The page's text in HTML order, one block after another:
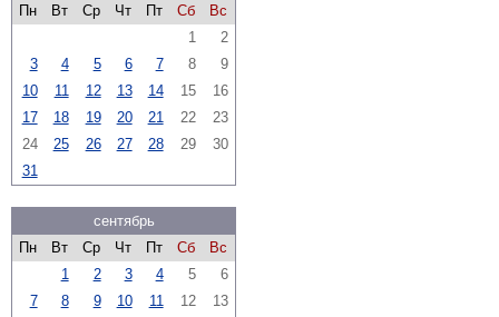
Пн
Вт Ср Чт Пт Сб
Вс
1
2
3
4 5 6 7 8
9
10
11 12 13 14 15
16
17
18 19 20 21 22
23
24
25 26 27 28 29
30
31
сентябрь
Пн
Вт Ср Чт Пт Сб
Вс
1
2 3 4 5
6
7
8 9 10 11 12
13